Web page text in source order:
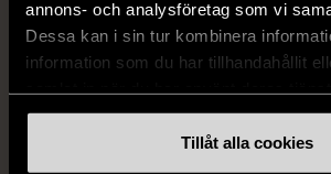
annons- och analysföretag som vi
Dessa kan i sin tur kombinera
information som du har tillhandahållit
Tillåt alla cookies
99 kr
129 kr